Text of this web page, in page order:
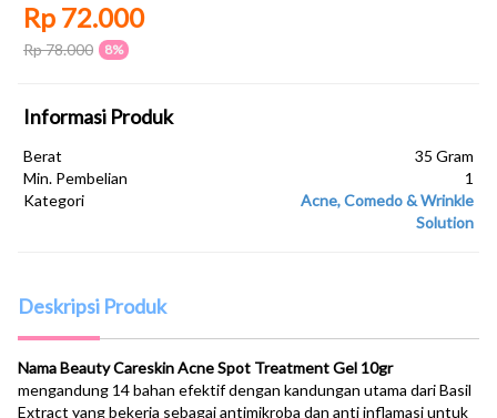
Rp 72.000
Rp 78.000 8%
Informasi Produk
Berat
35 Gram
Min. Pembelian
1
Kategori
Acne, Comedo & Wrinkle
Solution
Deskripsi Produk
Nama Beauty Careskin Acne Spot Treatment Gel 10gr
mengandung 14 bahan efektif dengan kandungan utama dari Basil
Extract yang bekerja sebagai antimikroba dan anti inflamasi untuk